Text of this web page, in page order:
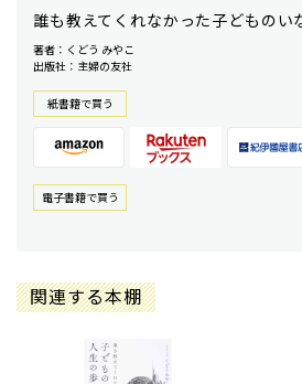
誰も教えてくれなかった子どものい
著者：くどう みやこ
出版社：主婦の友社
紙書籍で買う
電⼦書籍で買う
関連する本棚